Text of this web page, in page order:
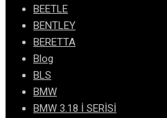
BEETLE
BENTLEY
BERETTA
Blog
BLS
BMW
BMW 3.18 İ SERİSİ